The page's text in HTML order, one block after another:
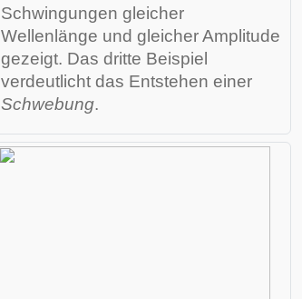
Schwingungen gleicher
Wellenlänge und gleicher Amplitude
gezeigt. Das dritte Beispiel
verdeutlicht das Entstehen einer
Schwebung.